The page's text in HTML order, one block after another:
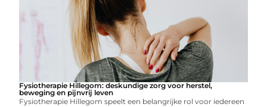
Fysiotherapie Hillegom: deskundige zorg voor herstel,
beweging en pijnvrij leven
Fysiotherapie Hillegom speelt een belangrijke rol voor iedereen